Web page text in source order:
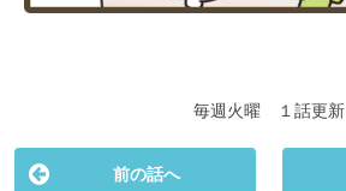
毎週火曜 １話更新
前の話へ